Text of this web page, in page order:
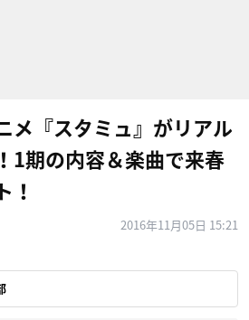
メ『スタミュ』がリアル
1期の内容＆楽曲で来春
！
2016年11月05日 15:21